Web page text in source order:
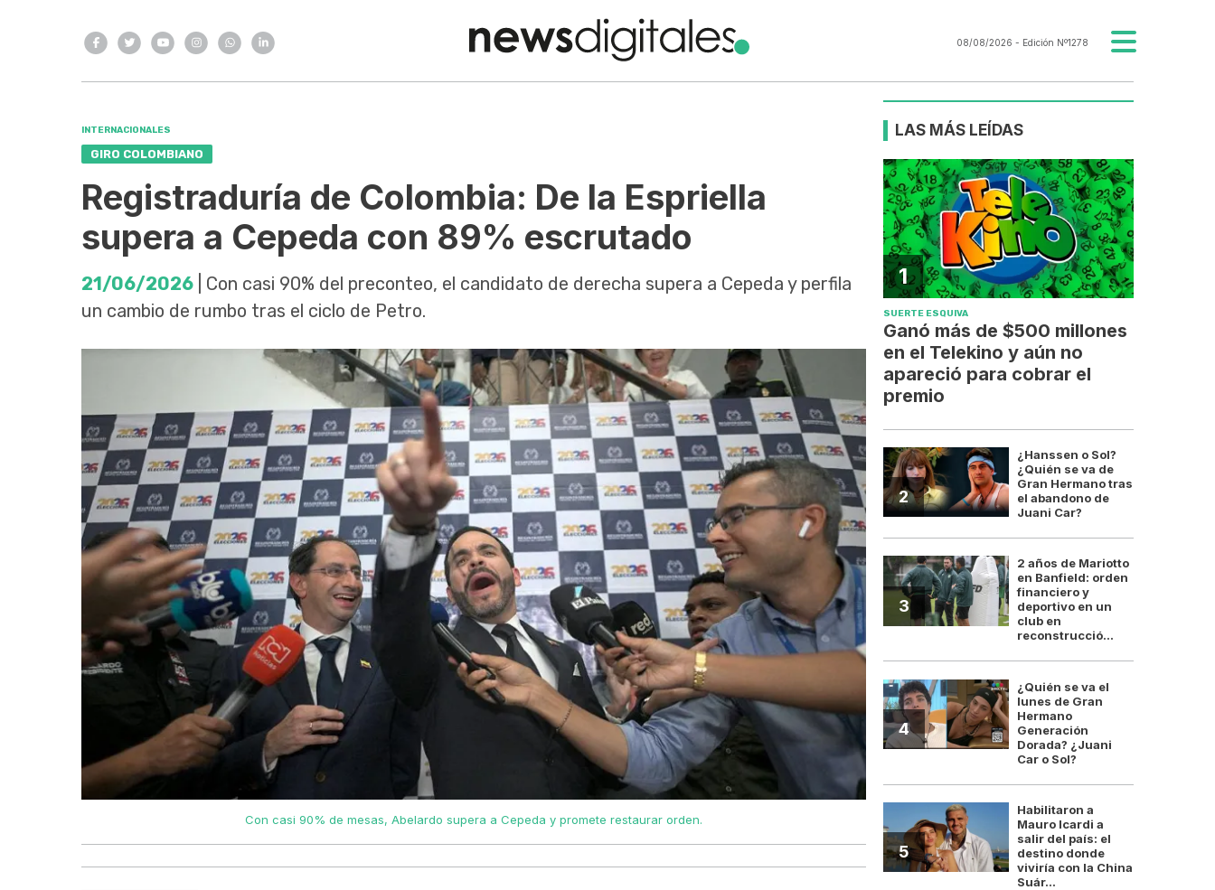
08/08/2026 - Edición Nº1278
INTERNACIONALES
GIRO COLOMBIANO
Registraduría de Colombia: De la Espriella
supera a Cepeda con 89% escrutado
21/06/2026 | Con casi 90% del preconteo, el candidato de derecha supera a Cepeda y perfila
un cambio de rumbo tras el ciclo de Petro.
Con casi 90% de mesas, Abelardo supera a Cepeda y promete restaurar orden. Con casi 90% de mesas,
LAS MÁS LEÍDAS
1
SUERTE ESQUIVA
Ganó más de $500 millones
en el Telekino y aún no
apareció para cobrar el
premio
2
¿Hanssen o Sol?
¿Quién se va de
Gran Hermano tras
el abandono de
Juani Car?
3
2 años de Mariotto
en Banfield: orden
financiero y
deportivo en un
club en
reconstrucció...
4
¿Quién se va el
lunes de Gran
Hermano
Generación
Dorada? ¿Juani
Car o Sol?
5
Habilitaron a
Mauro Icardi a
salir del país: el
destino donde
viviría con la China
Suár...